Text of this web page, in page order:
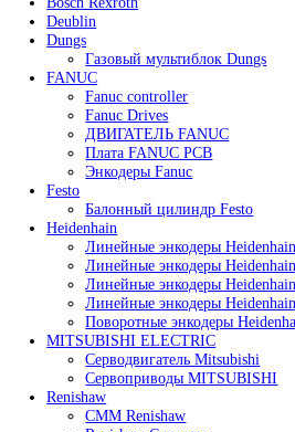
Accessories
Bosch Rexroth
Deublin
Dungs
Газовый мультиблок Dungs
FANUC
Fanuc controller
Fanuc Drives
ДВИГАТЕЛЬ FANUC
Плата FANUC PCB
Энкодеры Fanuc
Festo
Балонный цилиндр Festo
Heidenhain
Линейные энкодеры
Линейные энкодеры
Линейные энкодеры
Линейные энкодеры
Поворотные энкодеры
MITSUBISHI ELECTRIC